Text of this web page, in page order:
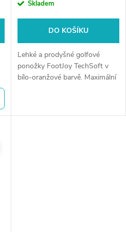
Skladem
DO KOŠÍKU
Lehké a prodyšné golfové
ponožky FootJoy TechSoft v
bílo-oranžové barvě. Maximální